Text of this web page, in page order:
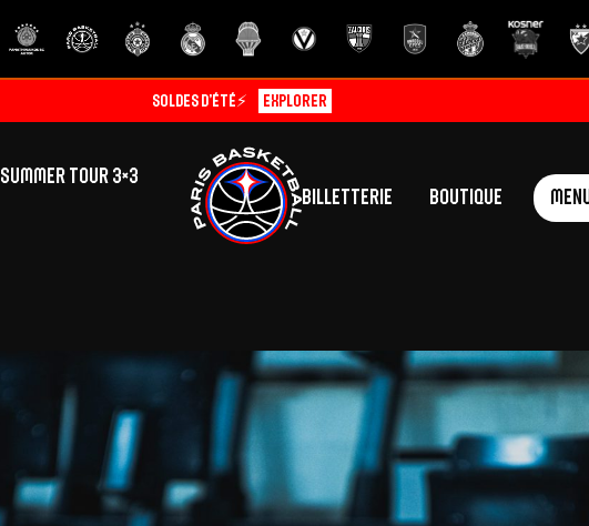
Soldes d’été⚡ Explorer
SUMMER TOUR 3×3
Billetterie Boutique
Présentation
La vie au centre
Camps
Actualités
Histoire
Foundation